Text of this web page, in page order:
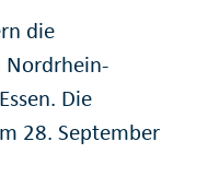
die
Die
28. September